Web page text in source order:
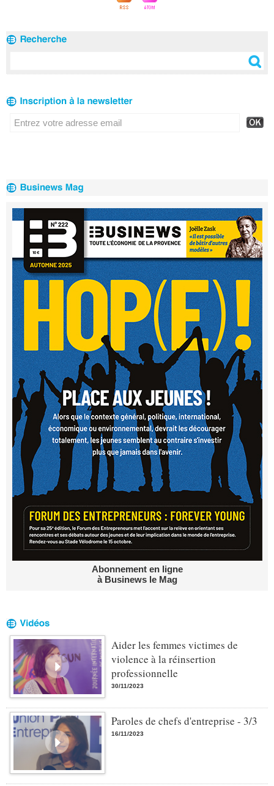
Abonnement en ligne
à Businews le Mag
Aider les femmes victimes de
violence à la réinsertion
professionnelle
30/11/2023
Paroles de chefs d'entreprise - 3/3
16/11/2023